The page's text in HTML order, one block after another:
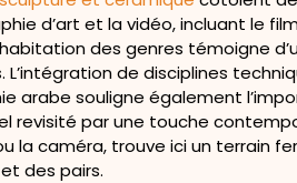
d’art et la vidéo, incluant le
des genres témoigne
L’intégration de disciplines
arabe souligne également
revisité par une touche
la caméra, trouve ici un terrain
des pairs.